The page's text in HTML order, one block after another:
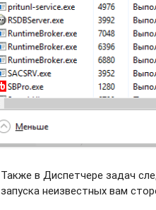
Также в Диспетчере задач
запуска неизвестных вам